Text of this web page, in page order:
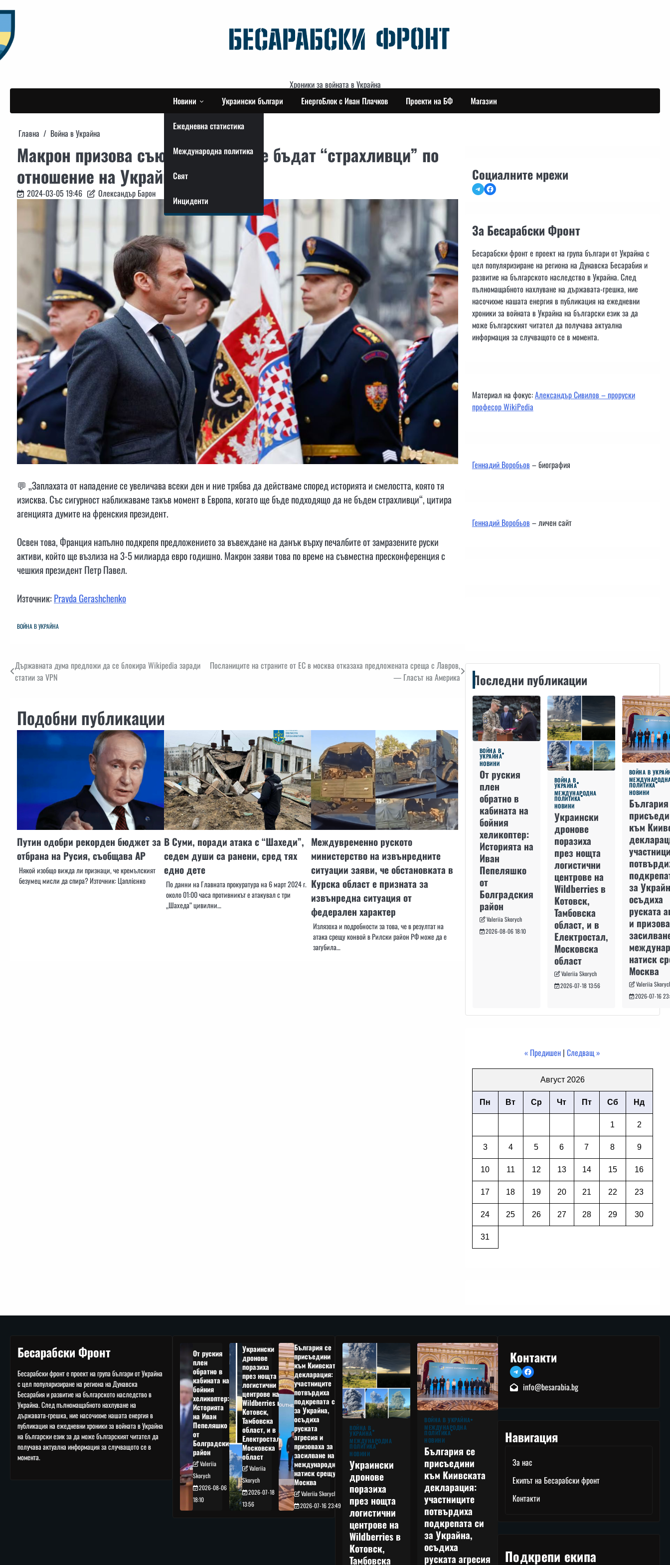
to
content
Хроники за войната в Украйна
Новини
Ежедневна статистика
Международна политика
Свят
Инциденти
Украински българи ЕнергоБлок с Иван Плачков Проекти на БФ Магазин
Главна Война в Украйна
Макрон призова съюзниците да не бъдат “страхливци” по
отношение на Украйна – Reuters
2024-03-05 19:46 Олександър Барон
💬 „Заплахата от нападение се увеличава всеки ден и ние трябва да действаме според историята и смелостта, която тя
изисква. Със сигурност наближаваме такъв момент в Европа, когато ще бъде подходящо да не бъдем страхливци“, цитира
агенцията думите на френския президент.
Освен това, Франция напълно подкрепя предложението за въвеждане на данък върху печалбите от замразените руски
активи, който ще възлиза на 3-5 милиарда евро годишно. Макрон заяви това по време на съвместна пресконференция с
чешкия президент Петр Павел.
Източник:Pravda Gerashchenko
ВОЙНА В УКРАЙНА
Навигация
Държавната дума предложи да се блокира Wikipedia заради
статии за VPN
Посланиците на страните от ЕС в москва отказаха предложената среща с Лавров,
— Гласът на Америка
Подобни публикации
Путин одобри рекорден бюджет за
отбрана на Русия, съобщава АР
Някой изобщо вижда ли признаци, че кремълският
безумец мисли да спира? Източник: Цаплієнко
В Суми, поради атака с “Шахеди”,
седем души са ранени, сред тях
едно дете
По данни на Главната прокуратура на 6 март 2024 г.
около 01:00 часа противникът е атакувал с три
„Шахеда“ цивилни…
Междувременно руското
министерство на извънредните
ситуации заяви, че обстановката в
Курска област е призната за
извънредна ситуация от
федерален характер
Излязоха и подробности за това, че в резултат на
атака срещу конвой в Рилски район РФ може да е
загубила…
Социалните мрежи
TelegramFacebook
За Бесарабски Фронт
Бесарабски фронт е проект на група българи от Украйна с
цел популяризиране на региона на Дунавска Бесарабия и
развитие на българското наследство в Украйна. След
пълномащабното нахлуване на държавата-грешка, ние
насочихме нашата енергия в публикация на ежедневни
хроники за войната в Украйна на български език за да
може българският читател да получава актуална
информация за случващото се в момента.
Материал на фокус:Александър Сивилов – проруски
професор WikiPedia
Геннадий Воробьов– биография
Геннадий Воробьов– личен сайт
Последни публикации
ВОЙНА В
УКРАЙНА
НОВИНИ
От руския
плен
обратно в
кабината на
бойния
хеликоптер:
Историята на
Иван
Пепеляшко
от
Болградския
район
Valeriia Skorych
2026-08-06 18:10
ВОЙНА В
УКРАЙНА
МЕЖДУНАРОДНА
ПОЛИТИКА
НОВИНИ
Украински
дронове
поразиха
през нощта
логистични
центрове на
Wildberries в
Котовск,
Тамбовска
област, и в
Електростал,
Московска
област
Valeriia Skorych
2026-07-18 13:56
ВОЙНА В
ПОЛИТИКА
НОВИНИ
към
за
осъдиха
руската
и
натиск
Москва
Valeriia
2026-07-16
« Предишен |Следващ »
Август 2026
Пн Вт Ср Чт Пт Сб Нд
1 2
3 4 5 6 7 8 9
10 11 12 13 14 15 16
17 18 19 20 21 22 23
24 25 26 27 28 29 30
31
Бесарабски Фронт
Бесарабски фронт е проект на група българи от Украйна
с цел популяризиране на региона на Дунавска
Бесарабия и развитие на българското наследство в
Украйна. След пълномащабното нахлуване на
държавата-грешка, ние насочихме нашата енергия в
публикация на ежедневни хроники за войната в Украйна
на български език за да може българският читател да
получава актуална информация за случващото се в
момента.
От руския
плен
обратно в
кабината на
бойния
хеликоптер:
Историята
на Иван
Пепеляшко
от
Болградския
район
Valeriia
Skorych
2026-08-06
18:10
Украински
дронове
поразиха
през нощта
логистични
центрове на
Wildberries в
Котовск,
Тамбовска
област, и в
Електростал,
Московска
област
Valeriia
Skorych
2026-07-18
13:56
България се
присъедини
към Киивската
декларация:
участниците
потвърдиха
подкрепата си
за Украйна,
осъдиха
руската
агресия и
призоваха за
засилване на
международния
натиск срещу
Москва
Valeriia Skorych
2026-07-16 23:49
ВОЙНА В
УКРАЙНА
МЕЖДУНАРОДНА
ПОЛИТИКА
НОВИНИ
Украински
дронове
поразиха
през нощта
логистични
центрове на
Wildberries в
Котовск,
Тамбовска
ВОЙНА В УКРАЙНА
МЕЖДУНАРОДНА
ПОЛИТИКА
НОВИНИ
България се
присъедини
към Киивската
декларация:
участниците
потвърдиха
подкрепата си
за Украйна,
осъдиха
руската агресия
Контакти
TelegramFacebook
info@besarabia.bg
Навигация
За нас
Екипът на Бесарабски фронт
Контакти
Подкрепи екипа